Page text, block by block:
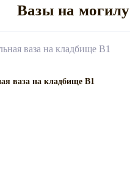
Вазы на могилу
ваза на кладбище В1